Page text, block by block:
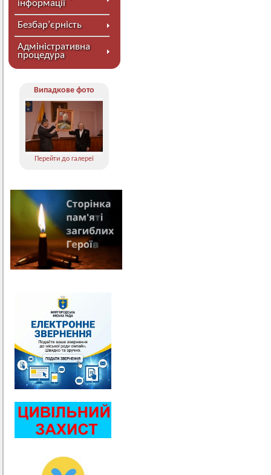
інформації
Безбар’єрність
Адміністративна
процедура
Випадкове фото
Перейти до галереї